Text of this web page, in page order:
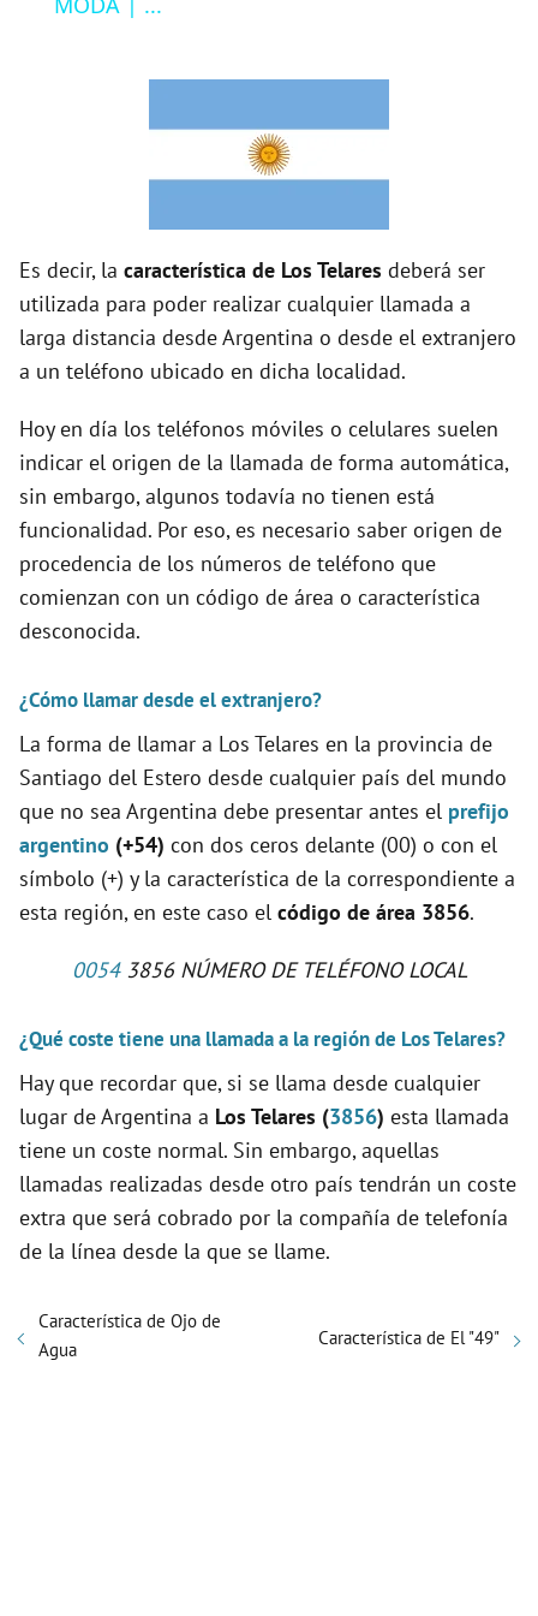
i
d
e
Es decir, la característica de Los Telares deberá ser
utilizada para poder realizar cualquier llamada a
larga distancia desde Argentina o desde el extranjero
a un teléfono ubicado en dicha localidad.
Hoy en día los teléfonos móviles o celulares suelen
indicar el origen de la llamada de forma automática,
sin embargo, algunos todavía no tienen está
funcionalidad. Por eso, es necesario saber origen de
procedencia de los números de teléfono que
comienzan con un código de área o característica
desconocida.
¿Cómo llamar desde el extranjero?
La forma de llamar a Los Telares en la provincia de
Santiago del Estero desde cualquier país del mundo
que no sea Argentina debe presentar antes el prefijo
argentino (+54) con dos ceros delante (00) o con el
símbolo (+) y la característica de la correspondiente a
esta región, en este caso el código de área 3856.
00543856 NÚMERO DE TELÉFONO LOCAL
¿Qué coste tiene una llamada a la región de Los Telares?
Hay que recordar que, si se llama desde cualquier
lugar de Argentina a Los Telares (3856) esta llamada
tiene un coste normal. Sin embargo, aquellas
llamadas realizadas desde otro país tendrán un coste
extra que será cobrado por la compañía de telefonía
de la línea desde la que se llame.
Característica de Ojo de
Agua
Característica de El "49"